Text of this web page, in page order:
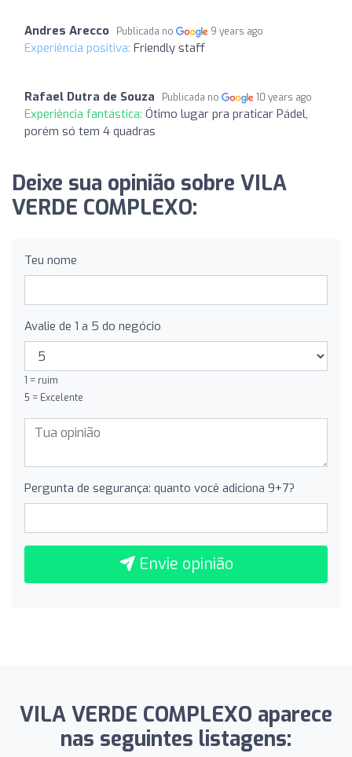
Andres Arecco Publicada no 9 years ago
Experiência positiva: Friendly staff
Rafael Dutra de Souza Publicada no 10 years ago
Experiência fantástica: Ótimo lugar pra praticar Pádel,
porém só tem 4 quadras
Deixe sua opinião sobre VILA
VERDE COMPLEXO:
Teu nome
Avalie de 1 a 5 do negócio
1 = ruim
5 = Excelente
Pergunta de segurança: quanto você adiciona 9+7?
Envie opinião
VILA VERDE COMPLEXO aparece
nas seguintes listagens: